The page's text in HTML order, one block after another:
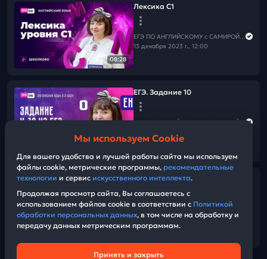
08:28
Лексика С1
ЕГЭ ПО АНГЛИЙСКОМУ с САМИРОЙ COOLешовой
13 декабря 2023 г., 12:00
ЕГЭ. Задание 10
Speaking, task 2 (вопросы)
26 ноября 2023 г., 12:00
Мы используем Cookie
Для вашего удобства и лучшей работы сайта мы используем
файлы cookie, метрические программы, рекомендательные
технологии и сервис искусственного интеллекта.
Продолжая просмотр сайта, Вы соглашаетесь с
использованием файлов cookie в соответствии с Политикой
обработки персональных данных, в том числе на обработку и
передачу данных метрическим программам.
Принять и закрыть